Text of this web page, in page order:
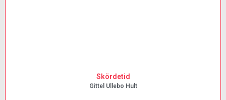
Skördetid
Gittel Ullebo Hult